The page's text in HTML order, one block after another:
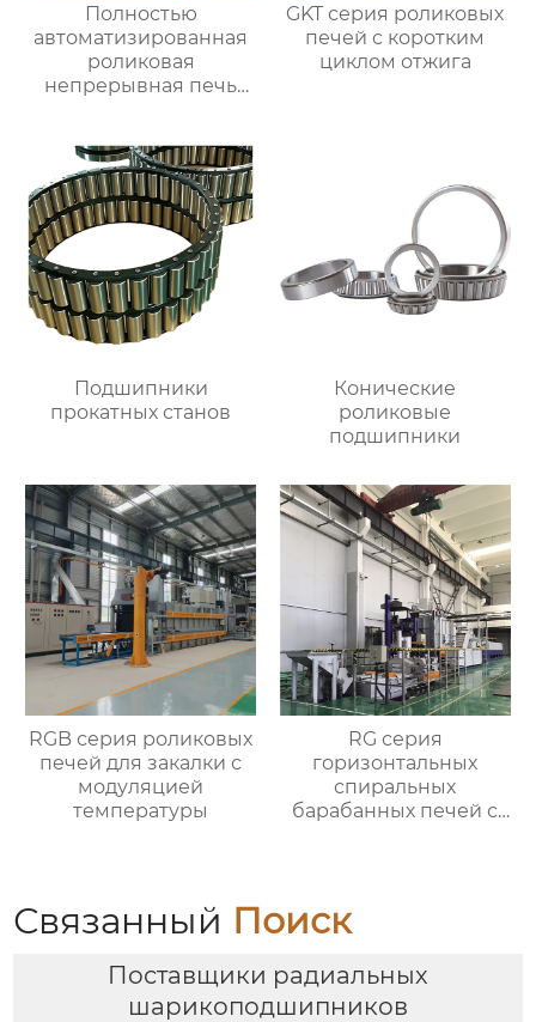
Полностью
автоматизированная
роликовая
непрерывная печь
GKT серия роликовых
печей с коротким
циклом отжига
Подшипники
прокатных станов
Конические
роликовые
подшипники
RGB серия роликовых
печей для закалки с
модуляцией
температуры
RG серия
горизонтальных
спиральных
барабанных печей с
Связанный Поиск
Поставщики радиальных
шарикоподшипников